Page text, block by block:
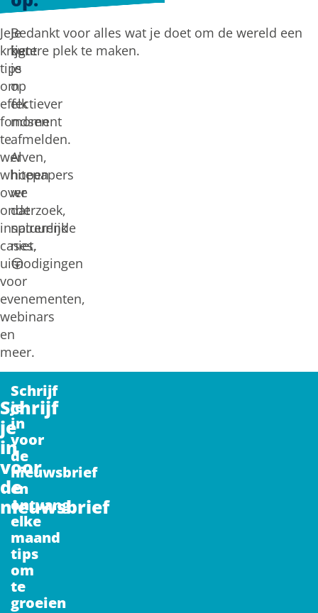
Je
krijgt
tips
om
effectiever
fondsen
te
werven,
whitepapers
over
onderzoek,
inspirerende
cases,
uitnodigingen
voor
evenementen,
webinars
en
meer.
Je
kunt
je
op
elk
moment
afmelden.
Al
hopen
we
dat
natuurlijk
niet.
😛
Bedankt voor alles wat je doet om de wereld een
betere plek te maken.
Schrijf
je
in
voor
de
nieuwsbrief
Schrijf
je
in
voor
de
nieuwsbrief
en
ontvang
elke
maand
tips
om
te
groeien